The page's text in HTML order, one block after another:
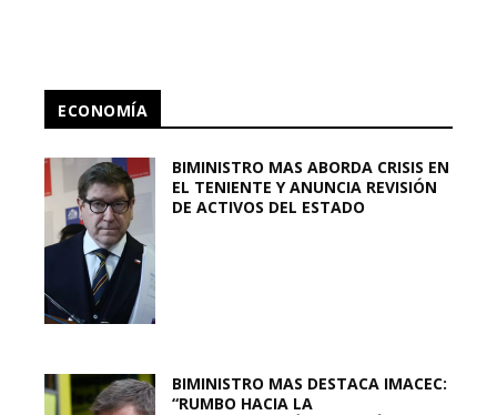
ECONOMÍA
BIMINISTRO MAS ABORDA CRISIS EN
EL TENIENTE Y ANUNCIA REVISIÓN
DE ACTIVOS DEL ESTADO
BIMINISTRO MAS DESTACA IMACEC:
“RUMBO HACIA LA